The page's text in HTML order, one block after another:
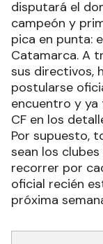
disputará el
campeón y
pica en punta:
Catamarca. A
sus directivos,
postularse
encuentro y
CF en los
Por supuesto,
sean los
recorrer por
oficial recién
próxima